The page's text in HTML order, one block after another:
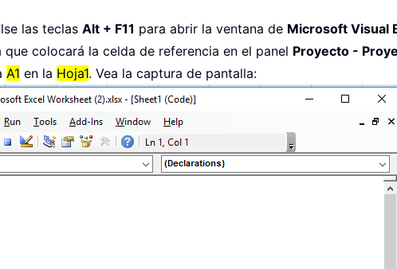
las teclas Alt + F11 para abrir la ventana de Microsoft Visual
colocará la celda de referencia en el panel Proyecto -
A1 en la Hoja1. Vea la captura de pantalla: